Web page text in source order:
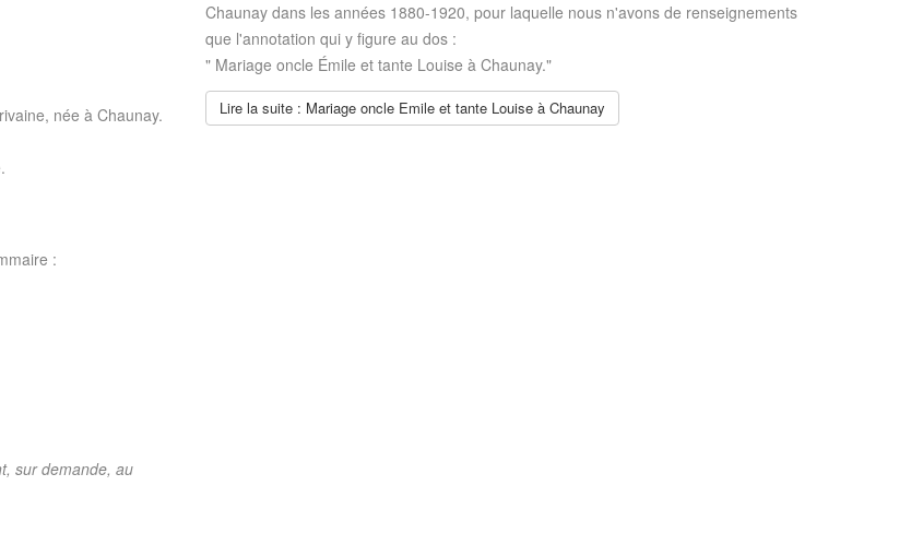
née à Chaunay.
:
sur demande, au
Chaunay dans les années 1880-1920, pour laquelle nous n'avons de renseignements
que l'annotation qui y figure au dos :
" Mariage oncle Émile et tante Louise à Chaunay."
Lire la suite : Mariage oncle Emile et tante Louise à Chaunay